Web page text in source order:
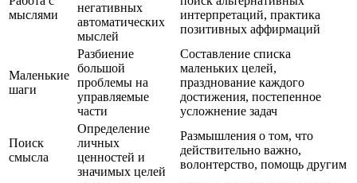
мыслями
негативных
автоматических
мыслей
интерпретаций, практика
позитивных аффирмаций
Маленькие
шаги
Разбиение
большой
проблемы на
управляемые
части
Составление списка
маленьких целей,
празднование каждого
достижения, постепенное
усложнение задач
Поиск
смысла
Определение
личных
ценностей и
значимых целей
Размышления о том, что
действительно важно,
волонтерство, помощь другим